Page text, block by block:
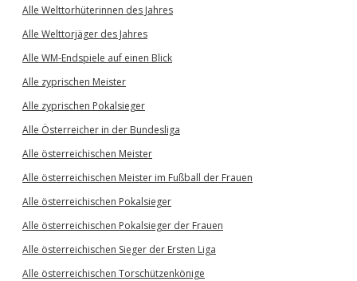
Alle Welttorhüterinnen des Jahres
Alle Welttorjäger des Jahres
Alle WM-Endspiele auf einen Blick
Alle zyprischen Meister
Alle zyprischen Pokalsieger
Alle Österreicher in der Bundesliga
Alle österreichischen Meister
Alle österreichischen Meister im Fußball der Frauen
Alle österreichischen Pokalsieger
Alle österreichischen Pokalsieger der Frauen
Alle österreichischen Sieger der Ersten Liga
Alle österreichischen Torschützenkönige